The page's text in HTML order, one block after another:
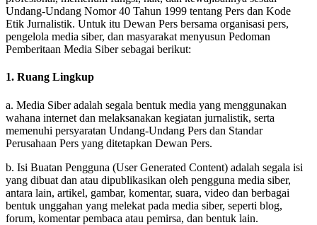
Undang-Undang Nomor 40 Tahun 1999 tentang Pers dan Kode
Etik Jurnalistik. Untuk itu Dewan Pers bersama organisasi pers,
pengelola media siber, dan masyarakat menyusun Pedoman
Pemberitaan Media Siber sebagai berikut:
1. Ruang Lingkup
a. Media Siber adalah segala bentuk media yang menggunakan
wahana internet dan melaksanakan kegiatan jurnalistik, serta
memenuhi persyaratan Undang-Undang Pers dan Standar
Perusahaan Pers yang ditetapkan Dewan Pers.
b. Isi Buatan Pengguna (User Generated Content) adalah segala isi
yang dibuat dan atau dipublikasikan oleh pengguna media siber,
antara lain, artikel, gambar, komentar, suara, video dan berbagai
bentuk unggahan yang melekat pada media siber, seperti blog,
forum, komentar pembaca atau pemirsa, dan bentuk lain.